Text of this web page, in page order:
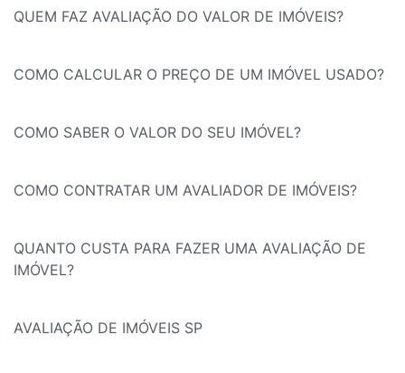
QUEM FAZ AVALIAÇÃO DO VALOR DE IMÓVEIS?
COMO CALCULAR O PREÇO DE UM IMÓVEL USADO?
COMO SABER O VALOR DO SEU IMÓVEL?
COMO CONTRATAR UM AVALIADOR DE IMÓVEIS?
QUANTO CUSTA PARA FAZER UMA AVALIAÇÃO DE
IMÓVEL?
AVALIAÇÃO DE IMÓVEIS SP